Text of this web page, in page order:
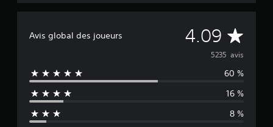
Avis global des joueurs 4.09 M
o
y
e
5235 avis
60 %
16 %
8 %